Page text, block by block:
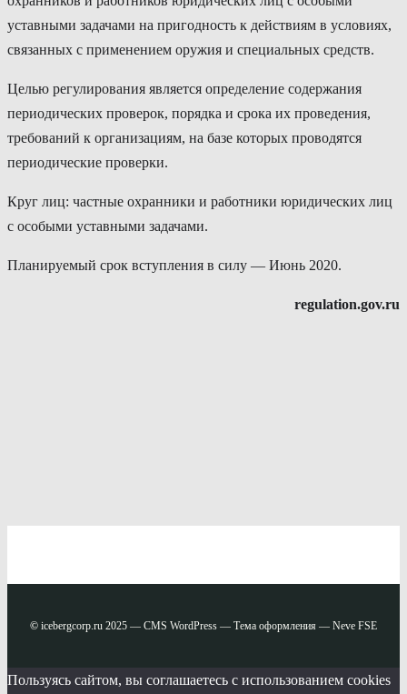
уставными задачами на пригодность к действиям в условиях,
связанных с применением оружия и специальных средств.
Целью регулирования является определение содержания
периодических проверок, порядка и срока их проведения,
требований к организациям, на базе которых проводятся
периодические проверки.
Круг лиц: частные охранники и работники юридических лиц
с особыми уставными задачами.
Планируемый срок вступления в силу — Июнь 2020.
regulation.gov.ru
© icebergcorp.ru 2025 — CMS WordPress — Тема оформления — Neve FSE
Пользуясь сайтом, вы соглашаетесь с использованием cookies